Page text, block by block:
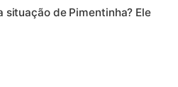
situação de Pimentinha? Ele